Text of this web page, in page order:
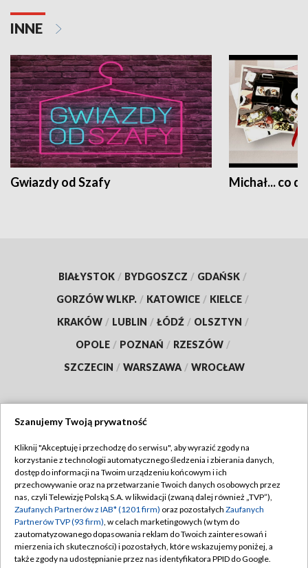
INNE
Gwiazdy od Szafy Michał... co
BIAŁYSTOK / BYDGOSZCZ / GDAŃSK /
GORZÓW WLKP. / KATOWICE / KIELCE /
KRAKÓW / LUBLIN / ŁÓDŹ / OLSZTYN /
OPOLE / POZNAŃ / RZESZÓW /
SZCZECIN / WARSZAWA / WROCŁAW
TVP
Abonament TVP
Emisja w TVP
Centrum informacji TVP
Naziemna Telewizja Cyfrowa
Regulamin TVP
Polityka prywatności
Moje zgody
Pomoc
Szanujemy Twoją prywatność
Kliknij "Akceptuję i przechodzę do serwisu", aby wyrazić zgody na
korzystanie z technologii automatycznego śledzenia i zbierania danych,
dostęp do informacji na Twoim urządzeniu końcowym i ich
przechowywanie oraz na przetwarzanie Twoich danych osobowych przez
nas, czyli Telewizję Polską S.A. w likwidacji (zwaną dalej również „TVP”),
Zaufanych Partnerów z IAB* (1201 firm) oraz pozostałych Zaufanych
Partnerów TVP (93 firm), w celach marketingowych (w tym do
zautomatyzowanego dopasowania reklam do Twoich zainteresowań i
mierzenia ich skuteczności) i pozostałych, które wskazujemy poniżej, a
także zgody na udostępnianie przez nas identyfikatora PPID do Google.